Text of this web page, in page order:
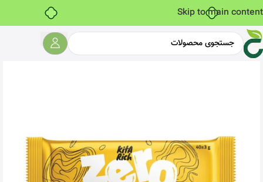
خرید قسطی با ترب‌پیSkip to main content